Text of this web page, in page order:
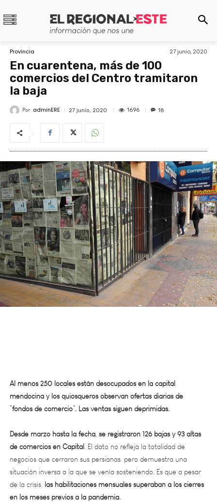
Provincia 27 junio, 2020
En cuarentena, más de 100
comercios del Centro tramitaron
la baja
Por adminERE 27 junio, 2020 1696 18
mendocina y los quiosqueros observan ofertas diarias de
“fondos de comercio”. Las ventas siguen deprimidas.
Desde marzo hasta la fecha, se registraron 126 bajas y 93 altas
de comercios en Capital. El dato no refleja la totalidad de
negocios que cerraron sus persianas, pero demuestra una
situación inversa a la que se venía sosteniendo. Es que a pesar
de la crisis,las habilitaciones mensuales superaban a los cierres
en los meses previos a la pandemia.